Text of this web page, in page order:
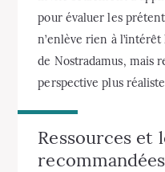
pour évaluer les
n’enlève rien à
de Nostradamus, mais
perspective plus
Ressources et
recommandées